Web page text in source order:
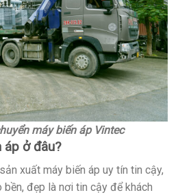
máy biến áp Vintec
áp ở đâu?
xuất máy biến áp uy tín tin cậy,
đẹp là nơi tin cậy để khách